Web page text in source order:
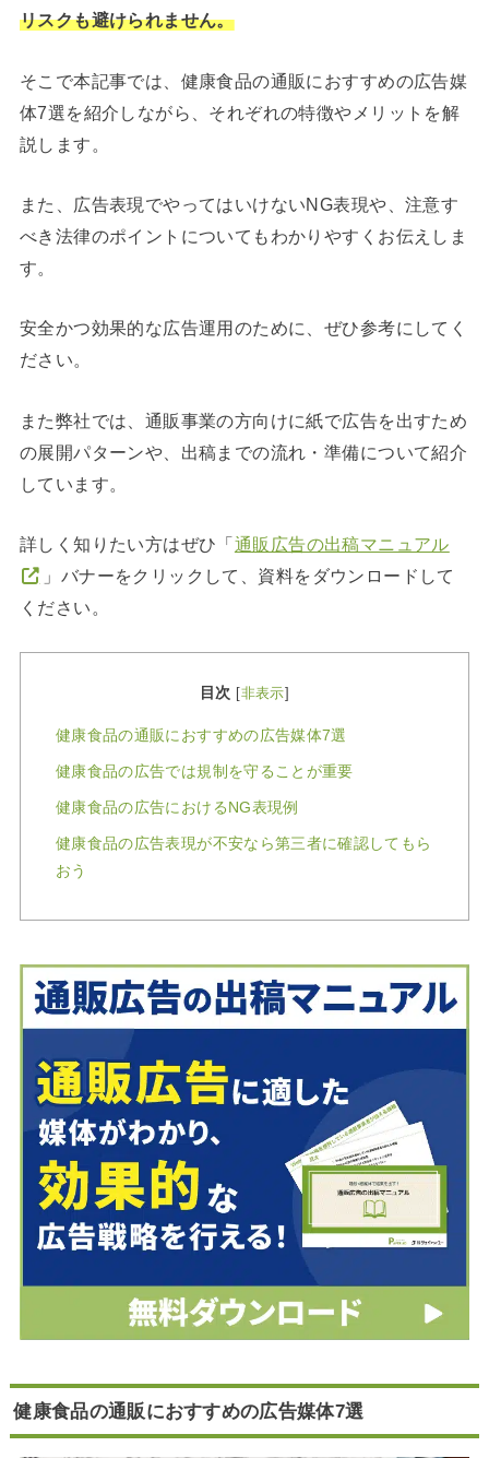
リスクも避けられません。
そこで本記事では、健康食品の通販におすすめの広告媒
体7選を紹介しながら、それぞれの特徴やメリットを解
説します。
また、広告表現でやってはいけないNG表現や、注意す
べき法律のポイントについてもわかりやすくお伝えしま
す。
安全かつ効果的な広告運用のために、ぜひ参考にしてく
ださい。
また弊社では、通販事業の方向けに紙で広告を出すため
の展開パターンや、出稿までの流れ・準備について紹介
しています。
詳しく知りたい方はぜひ「通販広告の出稿マニュアル
」バナーをクリックして、資料をダウンロードして
ください。
目次 非表示
健康食品の通販におすすめの広告媒体7選
健康食品の広告では規制を守ることが重要
健康食品の広告におけるNG表現例
健康食品の広告表現が不安なら第三者に確認してもら
おう
健康食品の通販におすすめの広告媒体7選